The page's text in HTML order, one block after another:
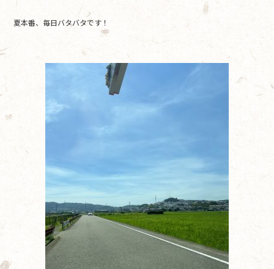
o
k
夏本番、毎日バタバタです！